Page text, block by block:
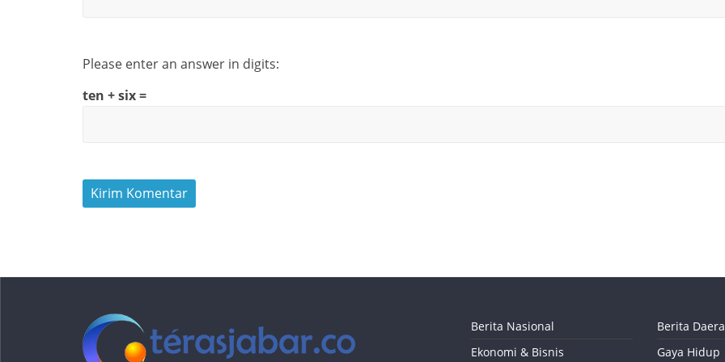
Please enter an answer in digits:
ten + six =
Berita Nasional
Ekonomi & Bisnis
Berita
Gaya Hidup